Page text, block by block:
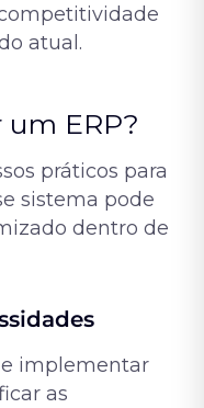
atual.
ERP?
práticos para
sistema pode
dentro de
implementar
as